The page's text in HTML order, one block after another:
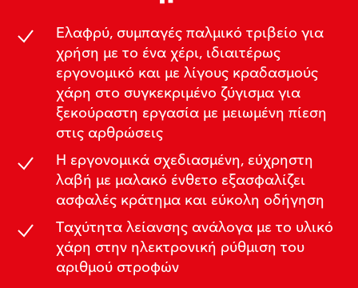
Ελαφρύ, συμπαγές παλμικό τριβείο για
χρήση με το ένα χέρι, ιδιαιτέρως
εργονομικό και με λίγους κραδασμούς
χάρη στο συγκεκριμένο ζύγισμα για
ξεκούραστη εργασία με μειωμένη πίεση
στις αρθρώσεις
Η εργονομικά σχεδιασμένη, εύχρηστη
λαβή με μαλακό ένθετο εξασφαλίζει
ασφαλές κράτημα και εύκολη οδήγηση
Ταχύτητα λείανσης ανάλογα με το υλικό
χάρη στην ηλεκτρονική ρύθμιση του
αριθμού στροφών